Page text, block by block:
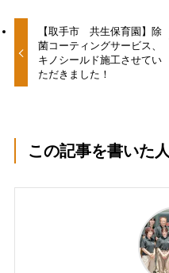
【取手市 共生保育園】除
菌コーティングサービス、
キノシールド施工させてい
ただきました！
この記事を書いた人